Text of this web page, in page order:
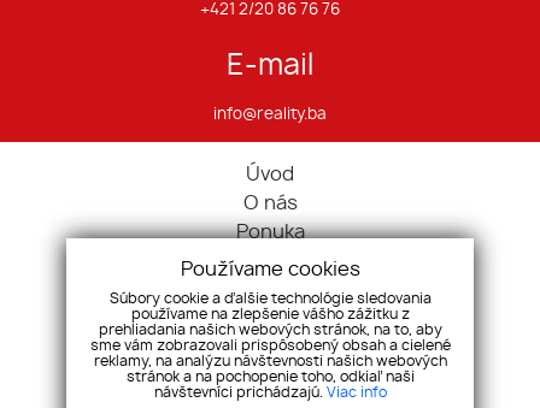
+421 2/20 86 76 76
E-mail
info@reality.ba
Úvod
O nás
Ponuka
Pravidlá cookies
Ponúknite nám
Služby
Kontakt
Ochrana osobných údajov
Používame cookies
Súbory cookie a ďalšie technológie sledovania
používame na zlepšenie vášho zážitku z
prehliadania našich webových stránok, na to, aby
sme vám zobrazovali prispôsobený obsah a cielené
reklamy, na analýzu návštevnosti našich webových
stránok a na pochopenie toho, odkiaľ naši
návštevníci prichádzajú. Viac info